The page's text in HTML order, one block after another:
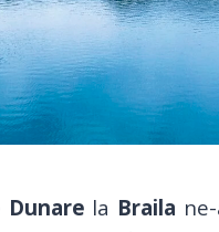
Dunare la Braila